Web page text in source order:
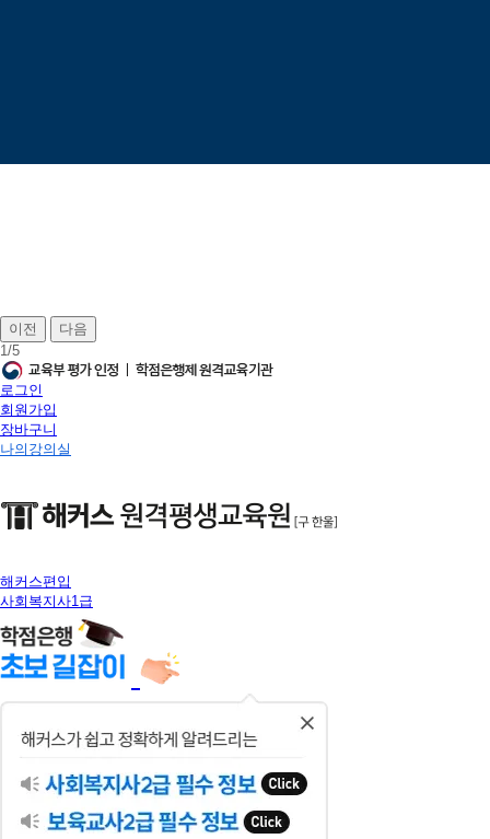
이전
다음
1/5
로그인
회원가입
장바구니
나의강의실
해커스편입
사회복지사1급